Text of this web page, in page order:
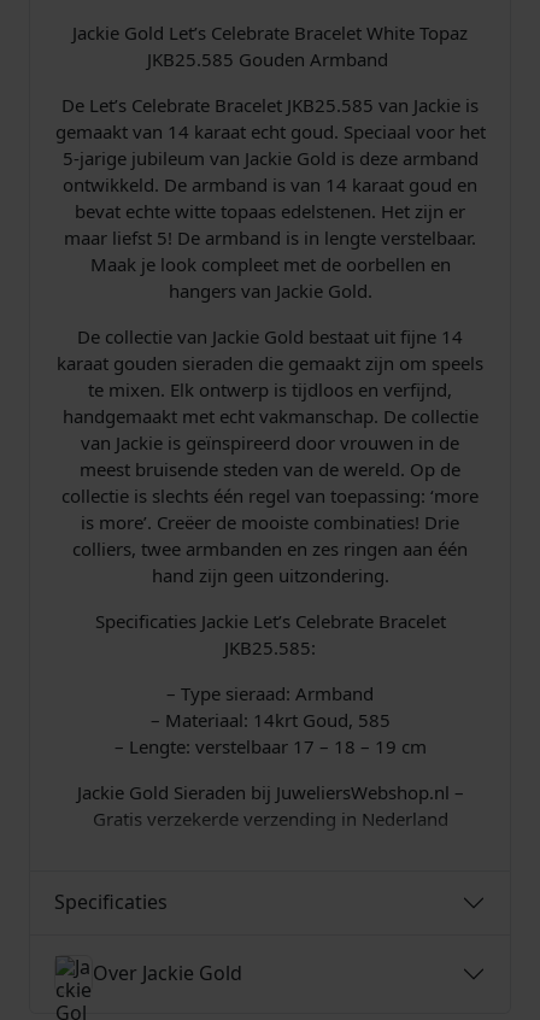
c
e
e
J
K
B
2
5
.
5
8
5
a
a
n
t
a
l
Jackie Gold Let’s Celebrate Bracelet White Topaz
JKB25.585 Gouden Armband
De Let’s Celebrate Bracelet JKB25.585 van Jackie is
gemaakt van 14 karaat echt goud. Speciaal voor het
5-jarige jubileum van Jackie Gold is deze armband
ontwikkeld. De armband is van 14 karaat goud en
bevat echte witte topaas edelstenen. Het zijn er
maar liefst 5! De armband is in lengte verstelbaar.
Maak je look compleet met de oorbellen en
hangers van Jackie Gold.
De collectie van Jackie Gold bestaat uit fijne 14
karaat gouden sieraden die gemaakt zijn om speels
te mixen. Elk ontwerp is tijdloos en verfijnd,
handgemaakt met echt vakmanschap. De collectie
van Jackie is geïnspireerd door vrouwen in de
meest bruisende steden van de wereld. Op de
collectie is slechts één regel van toepassing: ‘more
is more’. Creëer de mooiste combinaties! Drie
colliers, twee armbanden en zes ringen aan één
hand zijn geen uitzondering.
Specificaties Jackie Let’s Celebrate Bracelet
JKB25.585:
– Type sieraad: Armband
– Materiaal: 14krt Goud, 585
– Lengte: verstelbaar 17 – 18 – 19 cm
Jackie Gold Sieraden bij JuweliersWebshop.nl –
Gratis verzekerde verzending in Nederland
Specificaties
Over Jackie Gold